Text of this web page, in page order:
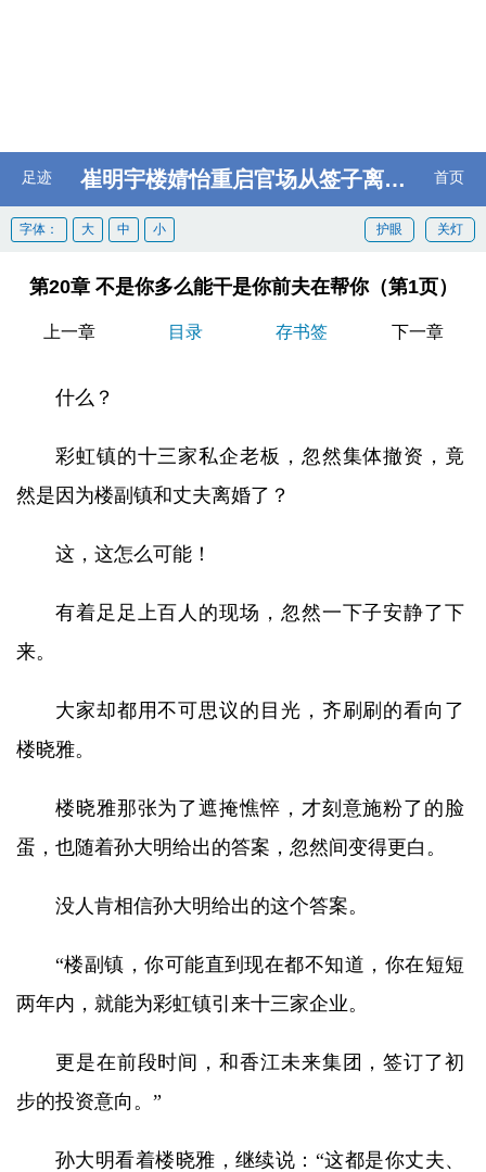
足迹 崔明宇楼婧怡重启官场从签子离婚协议开
首页
关灯
护眼
字体： 大 中 小
第20章 不是你多么能干是你前夫在帮你（第1页）
上一章 目录 存书签 下一章
什么？
彩虹镇的十三家私企老板，忽然集体撤资，竟
然是因为楼副镇和丈夫离婚了？
这，这怎么可能！
有着足足上百人的现场，忽然一下子安静了下
来。
大家却都用不可思议的目光，齐刷刷的看向了
楼晓雅。
楼晓雅那张为了遮掩憔悴，才刻意施粉了的脸
蛋，也随着孙大明给出的答案，忽然间变得更白。
没人肯相信孙大明给出的这个答案。
“楼副镇，你可能直到现在都不知道，你在短短
两年内，就能为彩虹镇引来十三家企业。
更是在前段时间，和香江未来集团，签订了初
步的投资意向。”
孙大明看着楼晓雅，继续说：“这都是你丈夫、